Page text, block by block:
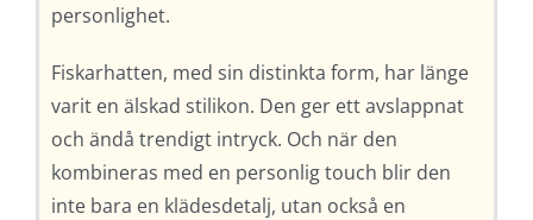
personlighet.
Fiskarhatten, med sin distinkta form, har länge
varit en älskad stilikon. Den ger ett avslappnat
och ändå trendigt intryck. Och när den
kombineras med en personlig touch blir den
inte bara en klädesdetalj, utan också en